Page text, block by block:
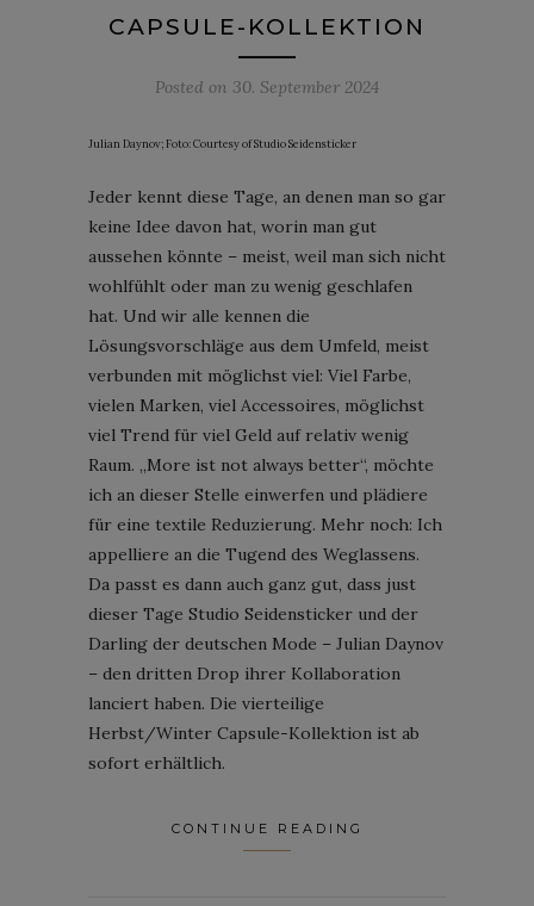
CAPSULE-KOLLEKTION
Posted on 30. September 2024
Julian Daynov; Foto: Courtesy of Studio Seidensticker
Jeder kennt diese Tage, an denen man so gar
keine Idee davon hat, worin man gut
aussehen könnte – meist, weil man sich nicht
wohlfühlt oder man zu wenig geschlafen
hat. Und wir alle kennen die
Lösungsvorschläge aus dem Umfeld, meist
verbunden mit möglichst viel: Viel Farbe,
vielen Marken, viel Accessoires, möglichst
viel Trend für viel Geld auf relativ wenig
Raum. „More ist not always better“, möchte
ich an dieser Stelle einwerfen und plädiere
für eine textile Reduzierung. Mehr noch: Ich
appelliere an die Tugend des Weglassens.
Da passt es dann auch ganz gut, dass just
dieser Tage Studio Seidensticker und der
Darling der deutschen Mode – Julian Daynov
– den dritten Drop ihrer Kollaboration
lanciert haben. Die vierteilige
Herbst/Winter Capsule-Kollektion ist ab
sofort erhältlich.
CONTINUE READING